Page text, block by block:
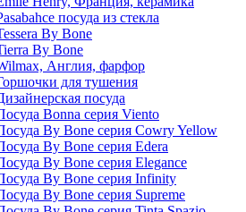
посуда из стекла
By Bone
By Bone
Англия, фарфор
для тушения
посуда
Bonna серия Viento
By Bone серия Cowry Yellow
By Bone серия Edera
By Bone серия Elegance
By Bone серия Infinity
By Bone серия Supreme